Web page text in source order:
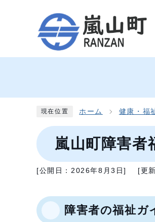
現在位置 ホーム 健康・福
嵐山町障害者
[公開日： 2026年8月3日] [更
障害者の福祉ガ